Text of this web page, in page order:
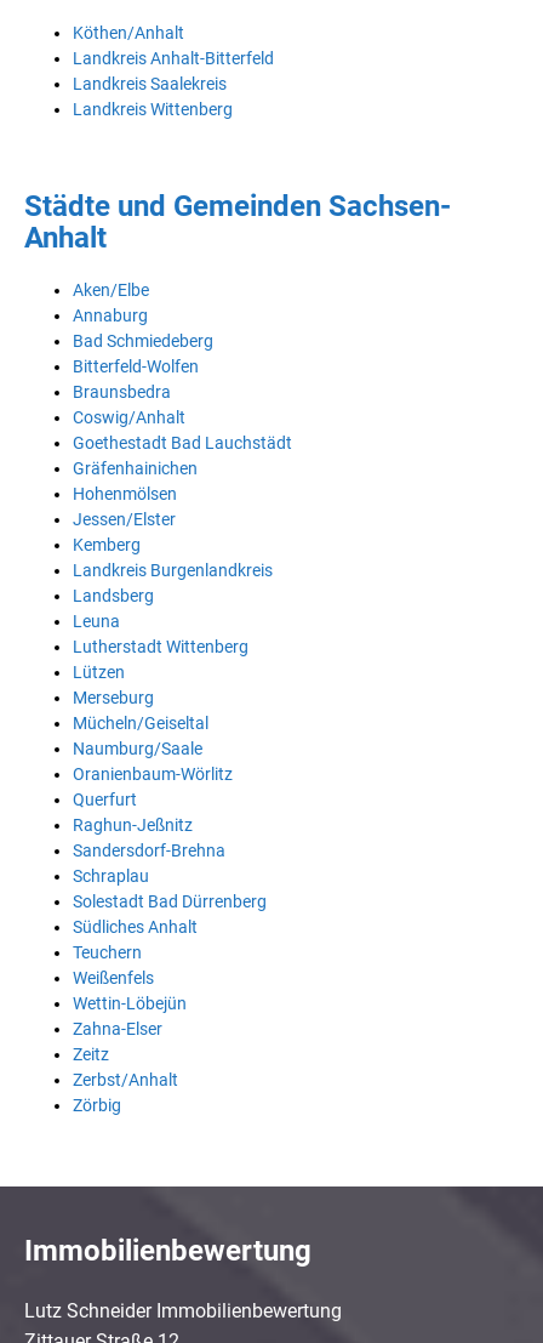
Köthen/Anhalt
Landkreis Anhalt-Bitterfeld
Landkreis Saalekreis
Landkreis Wittenberg
Städte und Gemeinden Sachsen-
Anhalt
Aken/Elbe
Annaburg
Bad Schmiedeberg
Bitterfeld-Wolfen
Braunsbedra
Coswig/Anhalt
Goethestadt Bad Lauchstädt
Gräfenhainichen
Hohenmölsen
Jessen/Elster
Kemberg
Landkreis Burgenlandkreis
Landsberg
Leuna
Lutherstadt Wittenberg
Lützen
Merseburg
Mücheln/Geiseltal
Naumburg/Saale
Oranienbaum-Wörlitz
Querfurt
Raghun-Jeßnitz
Sandersdorf-Brehna
Schraplau
Solestadt Bad Dürrenberg
Südliches Anhalt
Teuchern
Weißenfels
Wettin-Löbejün
Zahna-Elser
Zeitz
Zerbst/Anhalt
Zörbig
Immobilienbewertung
Lutz Schneider Immobilienbewertung